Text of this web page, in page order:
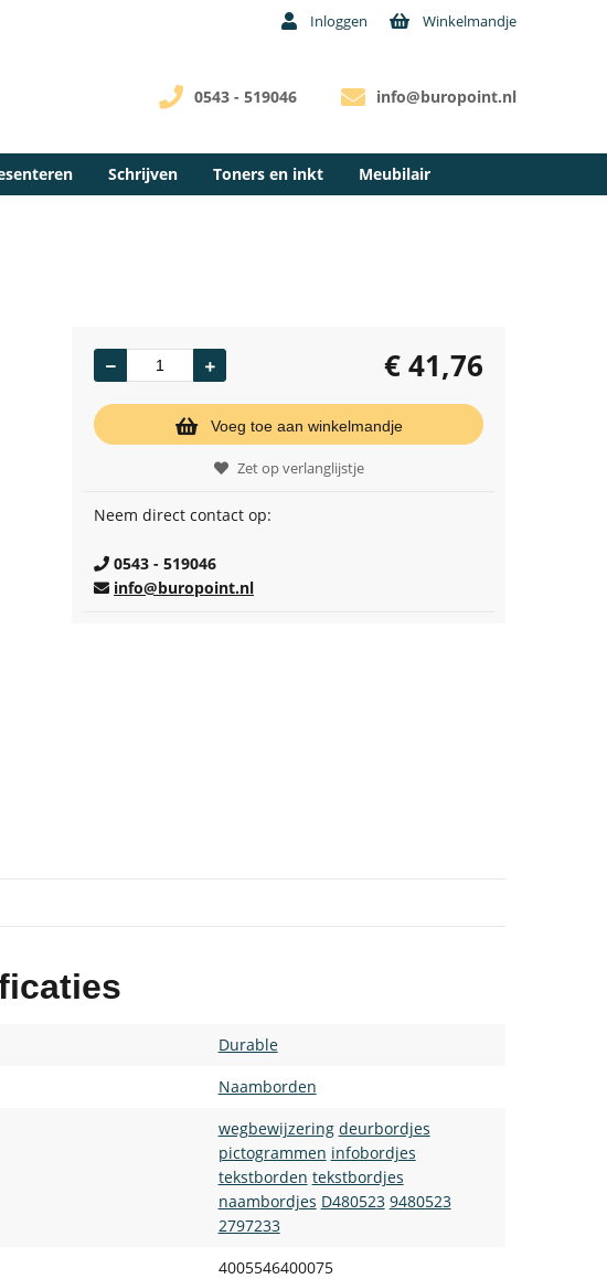
Inloggen Winkelmandje
info@buropoint.nl
0543 - 519046
Schrijven Toners en inkt Meubilair
€41,76
Voeg toe aan winkelmandje
Zet op verlanglijstje
Neem direct contact op:
0543 - 519046
info@buropoint.nl
Durable
Naamborden
wegbewijzering deurbordjes
pictogrammen infobordjes
tekstborden tekstbordjes
naambordjes D480523 9480523
2797233
4005546400075